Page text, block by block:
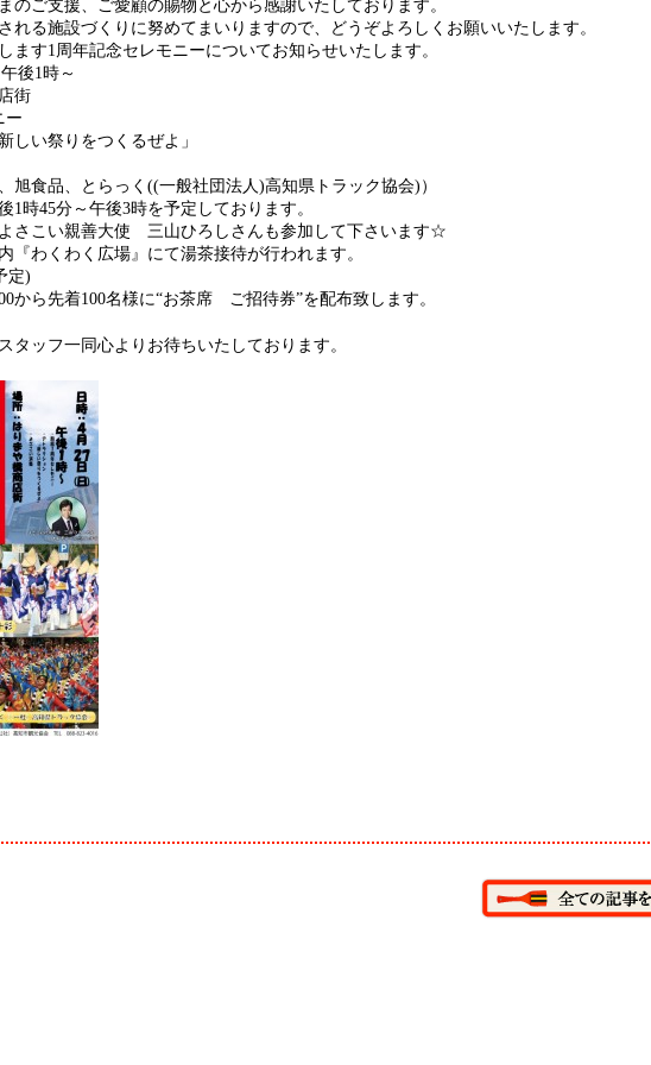
のご支援、ご愛顧の賜物と心から感謝いたしております。
れる施設づくりに努めてまいりますので、どうぞよろしくお願いいたします。
ます1周年記念セレモニーについてお知らせいたします。
後1時～
街
ー
しい祭りをつくるぜよ」
旭食品、とらっく((一般社団法人)高知県トラック協会)）
1時45分～午後3時を予定しております。
さこい親善大使 三山ひろしさんも参加して下さいます☆
『わくわく広場』にて湯茶接待が行われます。
定)
から先着100名様に“お茶席 ご招待券”を配布致します。
タッフ一同心よりお待ちいたしております。